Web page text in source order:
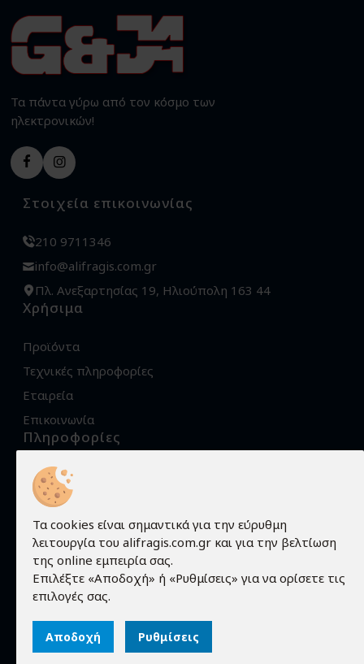
Τα πάντα γύρω από τον κόσμο των
ηλεκτρονικών!
Στοιχεία επικοινωνίας
210 9711346
info@alifragis.com.gr
Πλ. Ανεξαρτησίας 19, Ηλιούπολη 163 44
Χρήσιμα
Προϊόντα
Τεχνικές πληροφορίες
Εταιρεία
Επικοινωνία
Πληροφορίες
Όροι χρήσης
Προστασία προσωπικών δεδομένων
Πολιτική Cookies
Τρόποι αποστολής
Τρόποι παραγγελίας
Τρόποι πληρωμής
Εγγύηση - Επιστροφές
Τα cookies είναι σημαντικά για την εύρυθμη
λειτουργία του alifragis.com.gr και για την βελτίωση
της online εμπειρία σας.
Επιλέξτε «Αποδοχή» ή «Ρυθμίσεις» για να ορίσετε τις
επιλογές σας.
Αποδοχή Ρυθμίσεις